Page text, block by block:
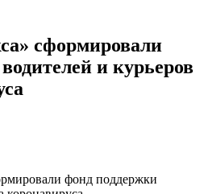
сформировали
и курьеров